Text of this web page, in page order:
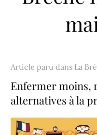
Article paru dans La
Enfermer moins,
alternatives à la